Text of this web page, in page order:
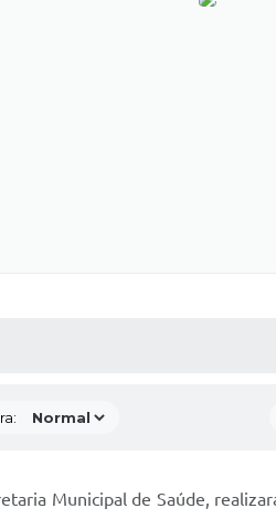
Municipal de Saúde,